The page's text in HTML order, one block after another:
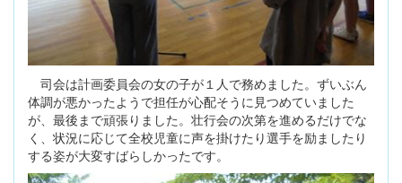
司会は計画委員会の女の子が１人で務めました。ずいぶん
体調が悪かったようで担任が心配そうに見つめていました
が、最後まで頑張りました。壮行会の次第を進めるだけでな
く、状況に応じて全校児童に声を掛けたり選手を励ましたり
する姿が大変すばらしかったです。